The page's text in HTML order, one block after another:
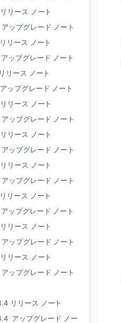
リース ノート
ップグレード ノート
リース ノート
ップグレード ノート
リース ノート
ップグレード ノート
リース ノート
ップグレード ノート
リース ノート
ップグレード ノート
リース ノート
ップグレード ノート
リース ノート
ップグレード ノート
リース ノート
ップグレード ノート
リース ノート
ップグレード ノート
リリース ノート
アップグレード ノー